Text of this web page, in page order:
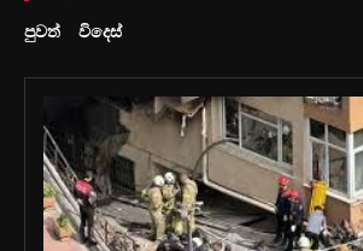
පුවත් විදෙස්